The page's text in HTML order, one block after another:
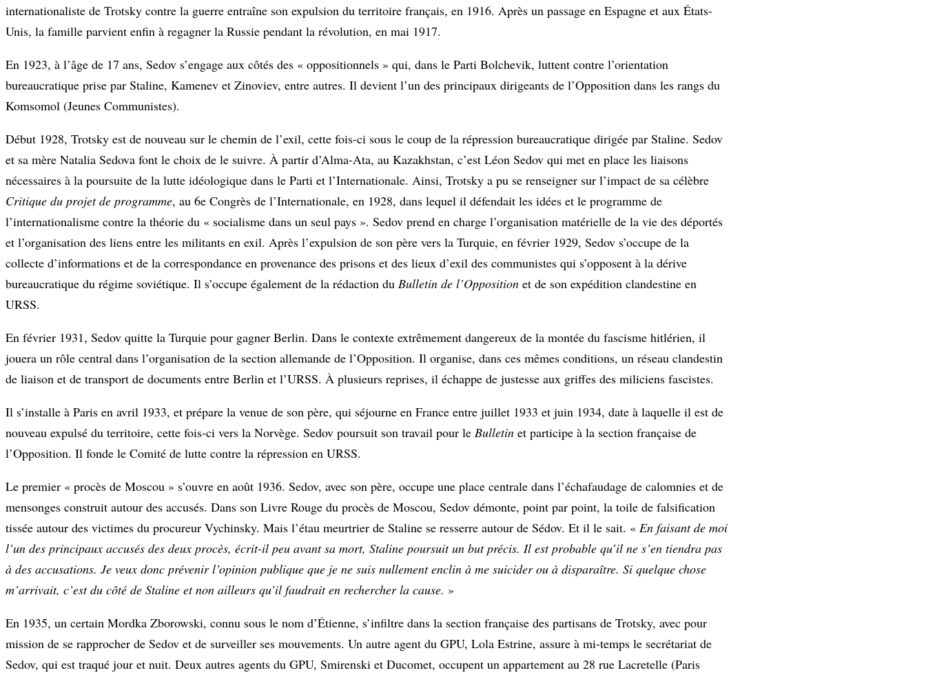
internationaliste de Trotsky contre la guerre entraîne son expulsion du territoire français, en 1916. Après un passage en Espagne et aux États-
Unis, la famille parvient enfin à regagner la Russie pendant la révolution, en mai 1917.
En 1923, à l’âge de 17 ans, Sedov s’engage aux côtés des « oppositionnels » qui, dans le Parti Bolchevik, luttent contre l’orientation
bureaucratique prise par Staline, Kamenev et Zinoviev, entre autres. Il devient l’un des principaux dirigeants de l’Opposition dans les rangs du
Komsomol (Jeunes Communistes).
Début 1928, Trotsky est de nouveau sur le chemin de l’exil, cette fois-ci sous le coup de la répression bureaucratique dirigée par Staline. Sedov
et sa mère Natalia Sedova font le choix de le suivre. À partir d’Alma-Ata, au Kazakhstan, c’est Léon Sedov qui met en place les liaisons
nécessaires à la poursuite de la lutte idéologique dans le Parti et l’Internationale. Ainsi, Trotsky a pu se renseigner sur l’impact de sa célèbre
Critique du projet de programme, au 6e Congrès de l’Internationale, en 1928, dans lequel il défendait les idées et le programme de
l’internationalisme contre la théorie du « socialisme dans un seul pays ». Sedov prend en charge l’organisation matérielle de la vie des déportés
et l’organisation des liens entre les militants en exil. Après l’expulsion de son père vers la Turquie, en février 1929, Sedov s’occupe de la
collecte d’informations et de la correspondance en provenance des prisons et des lieux d’exil des communistes qui s’opposent à la dérive
bureaucratique du régime soviétique. Il s’occupe également de la rédaction du Bulletin de l’Opposition et de son expédition clandestine en
URSS.
En février 1931, Sedov quitte la Turquie pour gagner Berlin. Dans le contexte extrêmement dangereux de la montée du fascisme hitlérien, il
jouera un rôle central dans l’organisation de la section allemande de l’Opposition. Il organise, dans ces mêmes conditions, un réseau clandestin
de liaison et de transport de documents entre Berlin et l’URSS. À plusieurs reprises, il échappe de justesse aux griffes des miliciens fascistes.
Il s’installe à Paris en avril 1933, et prépare la venue de son père, qui séjourne en France entre juillet 1933 et juin 1934, date à laquelle il est de
nouveau expulsé du territoire, cette fois-ci vers la Norvège. Sedov poursuit son travail pour le Bulletin et participe à la section française de
l’Opposition. Il fonde le Comité de lutte contre la répression en URSS.
Le premier « procès de Moscou » s’ouvre en août 1936. Sedov, avec son père, occupe une place centrale dans l’échafaudage de calomnies et de
mensonges construit autour des accusés. Dans son Livre Rouge du procès de Moscou, Sedov démonte, point par point, la toile de falsification
tissée autour des victimes du procureur Vychinsky. Mais l’étau meurtrier de Staline se resserre autour de Sédov. Et il le sait. « En faisant de moi
l’un des principaux accusés des deux procès, écrit-il peu avant sa mort, Staline poursuit un but précis. Il est probable qu’il ne s’en tiendra pas
à des accusations. Je veux donc prévenir l’opinion publique que je ne suis nullement enclin à me suicider ou à disparaître. Si quelque chose
m’arrivait, c’est du côté de Staline et non ailleurs qu’il faudrait en rechercher la cause. »
En 1935, un certain Mordka Zborowski, connu sous le nom d’Étienne, s’infiltre dans la section française des partisans de Trotsky, avec pour
mission de se rapprocher de Sedov et de surveiller ses mouvements. Un autre agent du GPU, Lola Estrine, assure à mi-temps le secrétariat de
Sedov, qui est traqué jour et nuit. Deux autres agents du GPU, Smirenski et Ducomet, occupent un appartement au 28 rue Lacretelle (Paris